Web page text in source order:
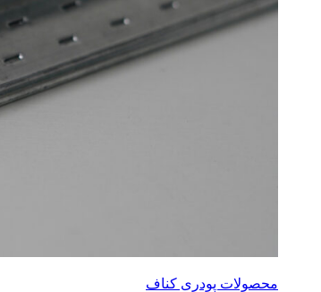
محصولات پودری کناف